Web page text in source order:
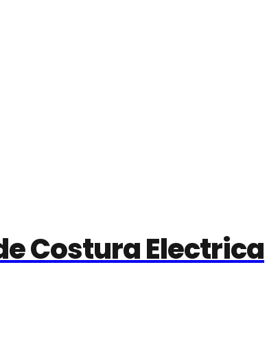
Costura Electrica